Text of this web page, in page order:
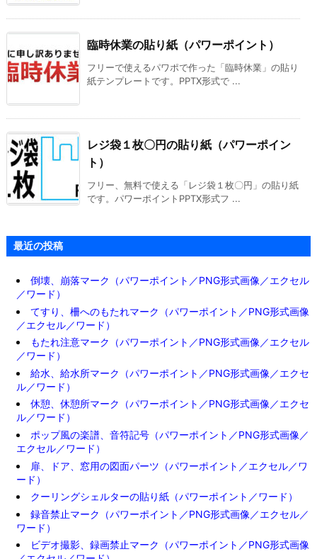
臨時休業の貼り紙（パワーポイント）
フリーで使えるパワポで作った「臨時休業」の貼り
紙テンプレートです。PPTX形式で ...
レジ袋１枚〇円の貼り紙（パワーポイン
ト）
フリー、無料で使える「レジ袋１枚〇円」の貼り紙
です。パワーポイントPPTX形式フ ...
最近の投稿
倒壊、崩落マーク（パワーポイント／PNG形式画像／エクセル
／ワード）
てすり、柵へのもたれマーク（パワーポイント／PNG形式画像
／エクセル／ワード）
もたれ注意マーク（パワーポイント／PNG形式画像／エクセル
／ワード）
給水、給水所マーク（パワーポイント／PNG形式画像／エクセ
ル／ワード）
休憩、休憩所マーク（パワーポイント／PNG形式画像／エクセ
ル／ワード）
ポップ風の楽譜、音符記号（パワーポイント／PNG形式画像／
エクセル／ワード）
扉、ドア、窓用の図面パーツ（パワーポイント／エクセル／ワ
ード）
クーリングシェルターの貼り紙（パワーポイント／ワード）
録音禁止マーク（パワーポイント／PNG形式画像／エクセル／
ワード）
ビデオ撮影、録画禁止マーク（パワーポイント／PNG形式画像